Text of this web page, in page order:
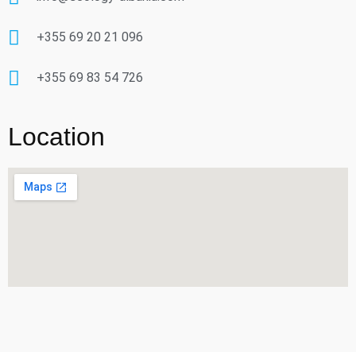
+355 69 20 21 096
+355 69 83 54 726
Location